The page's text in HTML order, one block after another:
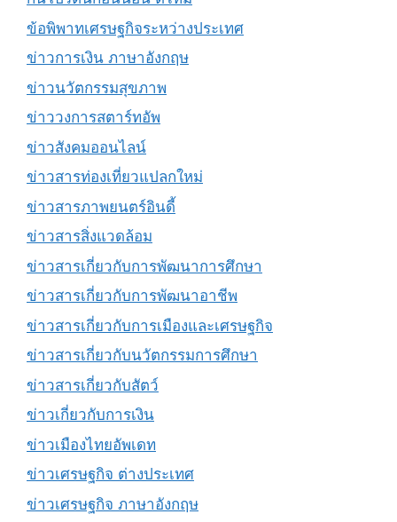
ข้อพิพาทเศรษฐกิจระหว่างประเทศ
ข่าวการเงิน ภาษาอังกฤษ
ข่าวนวัตกรรมสุขภาพ
ข่าววงการสตาร์ทอัพ
ข่าวสังคมออนไลน์
ข่าวสารท่องเที่ยวแปลกใหม่
ข่าวสารภาพยนตร์อินดี้
ข่าวสารสิ่งแวดล้อม
ข่าวสารเกี่ยวกับการพัฒนาการศึกษา
ข่าวสารเกี่ยวกับการพัฒนาอาชีพ
ข่าวสารเกี่ยวกับการเมืองและเศรษฐกิจ
ข่าวสารเกี่ยวกับนวัตกรรมการศึกษา
ข่าวสารเกี่ยวกับสัตว์
ข่าวเกี่ยวกับการเงิน
ข่าวเมืองไทยอัพเดท
ข่าวเศรษฐกิจ ต่างประเทศ
ข่าวเศรษฐกิจ ภาษาอังกฤษ